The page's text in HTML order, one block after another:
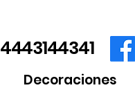
4443144341
Decoraciones